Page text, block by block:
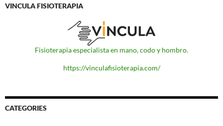
VINCULA FISIOTERAPIA
Fisioterapia especialista en mano, codo y hombro.
https://vinculafisioterapia.com/
CATEGORIES